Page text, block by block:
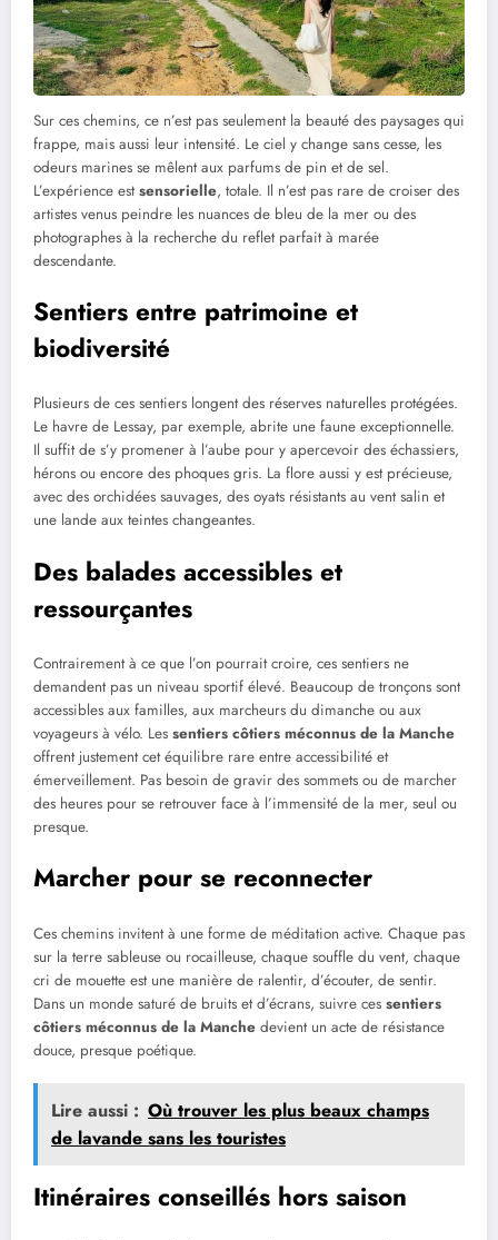
Sur ces chemins, ce n’est pas seulement la beauté des paysages qui
frappe, mais aussi leur intensité. Le ciel y change sans cesse, les
odeurs marines se mêlent aux parfums de pin et de sel.
L’expérience estsensorielle, totale. Il n’est pas rare de croiser des
artistes venus peindre les nuances de bleu de la mer ou des
photographes à la recherche du reflet parfait à marée
descendante.
Sentiers entre patrimoine et
biodiversité
Plusieurs de ces sentiers longent des réserves naturelles protégées.
Le havre de Lessay, par exemple, abrite une faune exceptionnelle.
Il suffit de s’y promener à l’aube pour y apercevoir des échassiers,
hérons ou encore des phoques gris. La flore aussi y est précieuse,
avec des orchidées sauvages, des oyats résistants au vent salin et
une lande aux teintes changeantes.
Des balades accessibles et
ressourçantes
Contrairement à ce que l’on pourrait croire, ces sentiers ne
demandent pas un niveau sportif élevé. Beaucoup de tronçons sont
accessibles aux familles, aux marcheurs du dimanche ou aux
voyageurs à vélo. Les sentiers côtiers méconnus de la Manche
offrent justement cet équilibre rare entre accessibilité et
émerveillement. Pas besoin de gravir des sommets ou de marcher
des heures pour se retrouver face à l’immensité de la mer, seul ou
presque.
Marcher pour se reconnecter
Ces chemins invitent à une forme de méditation active. Chaque pas
sur la terre sableuse ou rocailleuse, chaque souffle du vent, chaque
cri de mouette est une manière de ralentir, d’écouter, de sentir.
Dans un monde saturé de bruits et d’écrans, suivre ces sentiers
côtiers méconnus de la Manche devient un acte de résistance
douce, presque poétique.
Lire aussi : Où trouver les plus beaux champs
de lavande sans les touristes
Itinéraires conseillés hors saison